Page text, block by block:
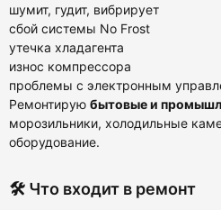
шумит, гудит, вибрирует
сбой системы No Frost
утечка хладагента
износ компрессора
проблемы с электронным
Ремонтирую бытовые и
морозильники, холодильные
оборудование.
🛠️ Что входит в ремонт